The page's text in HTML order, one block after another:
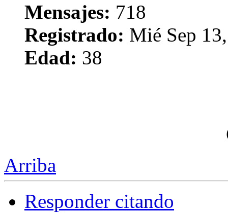
Mensajes: 718
Registrado: Mié Sep
Edad: 38
Arriba
Responder citando